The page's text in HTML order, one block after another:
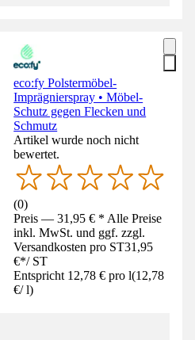
eco:fy Polstermöbel-
Imprägnierspray • Möbel-
Schutz gegen Flecken und
Schmutz
Artikel wurde noch nicht
bewertet.
(0)
Preis — 31,95 € * Alle Preise
inkl. MwSt. und ggf. zzgl.
Versandkosten pro ST31,95
€*/ ST
Entspricht 12,78 € pro l(12,78
€/ l)